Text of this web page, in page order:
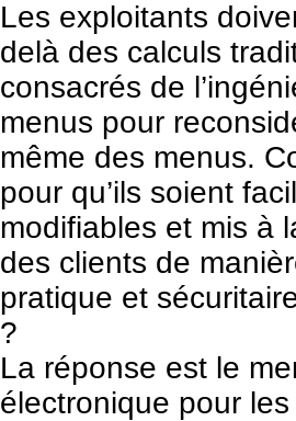
Les exploitants
delà des calculs
consacrés de
menus pour
même des menus.
pour qu’ils soient
modifiables et mis à
des clients de
pratique et
?
La réponse est le
électronique pour